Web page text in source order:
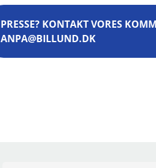
PRESSE? KONTAKT VORES
ANPA@BILLUND.DK